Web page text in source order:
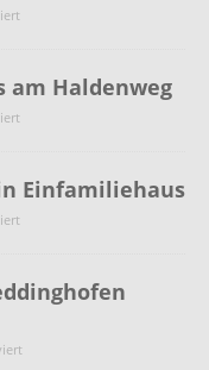
am Haldenweg
Einfamiliehaus